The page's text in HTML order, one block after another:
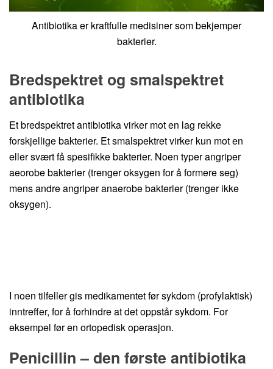
Antibiotika er kraftfulle medisiner som bekjemper
bakterier.
Bredspektret og smalspektret
antibiotika
Et bredspektret antibiotika virker mot en lag rekke
forskjellige bakterier. Et smalspektret virker kun mot en
eller svært få spesifikke bakterier. Noen typer angriper
aeorobe bakterier (trenger oksygen for å formere seg)
mens andre angriper anaerobe bakterier (trenger ikke
oksygen).
I noen tilfeller gis medikamentet før sykdom (profylaktisk)
inntreffer, for å forhindre at det oppstår sykdom. For
eksempel før en ortopedisk operasjon.
Penicillin – den første antibiotika